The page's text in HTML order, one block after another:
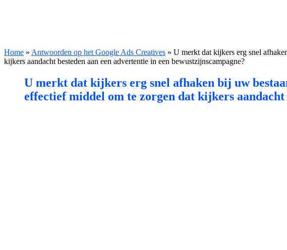
Home » Antwoorden op het Google Ads Creatives » U merkt dat kijkers erg snel
kijkers aandacht besteden aan een advertentie in een bewustzijnscampagne?
U merkt dat kijkers erg snel afhaken bij uw
effectief middel om te zorgen dat kijkers aandacht